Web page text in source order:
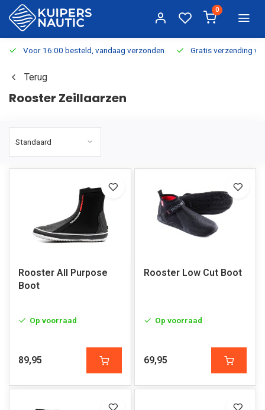
0
Voor 16:00 besteld, vandaag verzonden Gratis verzending
Terug
Rooster Zeillaarzen
Rooster All Purpose
Boot
Op voorraad
89,95
Rooster Low Cut Boot
Op voorraad
69,95